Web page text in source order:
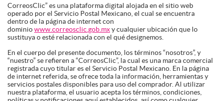
CorreosClic” es una plataforma digital alojada en el sitio web
operado por el Servicio Postal Mexicano, el cual se encuentra
dentro de la página de internet con
dominiowww.correosclic.gob.mxy cualquier ubicación que lo
sustituya o esté relacionada con el qué designemos.
En el cuerpo del presente documento, los términos “nosotros”, y
“nuestro” se refieren a “CorreosClic”, la cual es una marca comercial
registrada cuyo titular es el Servicio Postal Mexicano. En la página
de internet referida, se ofrece toda la información, herramientas y
servicios postales disponibles para uso del comprador. Al utilizar
nuestra plataforma, el usuario acepta los términos, condiciones,